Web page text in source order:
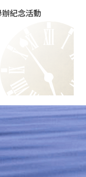
紀念活動